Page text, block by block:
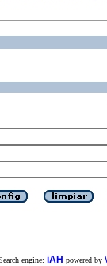
engine: iAH powered by